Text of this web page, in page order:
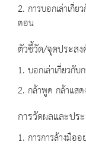
2. การบอกเล่าเกี่
ต
ตัวชี้วัด/จุดประสง
1. บอกเล่าเกี่ยวกั
2. กล้าพูด กล้าแส
การวัดผลและปร
1. การการล้างมือ